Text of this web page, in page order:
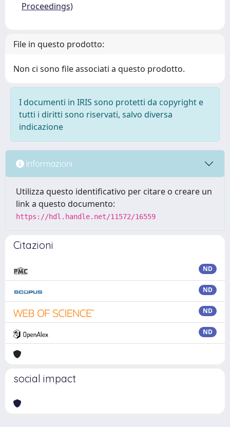
Proceedings)
File in questo prodotto:
Non ci sono file associati a questo prodotto.
I documenti in IRIS sono protetti da copyright e
tutti i diritti sono riservati, salvo diversa
indicazione
Informazioni
Utilizza questo identificativo per citare o creare un
link a questo documento:
https://hdl.handle.net/11572/16559
Citazioni
ND
ND
ND
ND
social impact